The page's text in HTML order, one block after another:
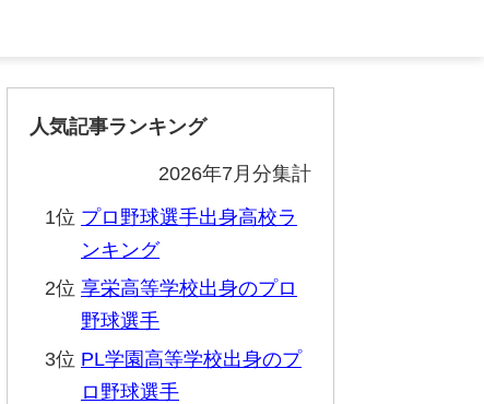
人気記事ランキング
2026年7月分集計
1位 プロ野球選手出身高校ラ
ンキング
2位 享栄高等学校出身のプロ
野球選手
3位 PL学園高等学校出身のプ
ロ野球選手